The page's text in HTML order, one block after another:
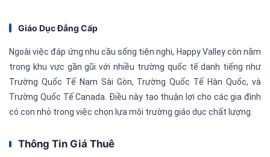
Giáo Dục Đẳng Cấp
Ngoài việc đáp ứng nhu cầu sống tiện nghi, Happy Valley còn nằm
trong khu vực gần gũi với nhiều trường quốc tế danh tiếng như
Trường Quốc Tế Nam Sài Gòn, Trường Quốc Tế Hàn Quốc, và
Trường Quốc Tế Canada. Điều này tạo thuận lợi cho các gia đình
có con nhỏ trong việc chọn lựa môi trường giáo dục chất lượng.
Thông Tin Giá Thuê